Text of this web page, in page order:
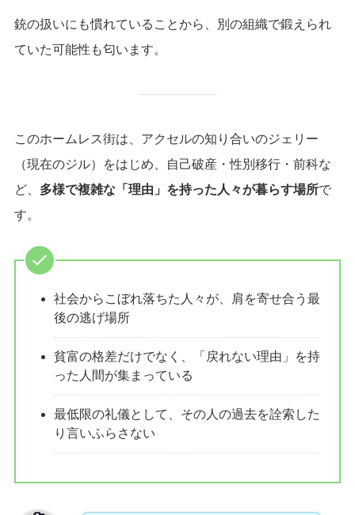
銃の扱いにも慣れていることから、別の組織で鍛えられ
ていた可能性も匂います。
このホームレス街は、アクセルの知り合いのジェリー
（現在のジル）をはじめ、自己破産・性別移行・前科な
ど、 多様で複雑な「理由 」 を持った人々が暮らす場所で
す。
社会からこぼれ落ちた人々が、肩を寄せ合う最
後の逃げ場所
貧富の格差だけでなく、「戻れない理由」を持
った人間が集まっている
最低限の礼儀として、その人の過去を詮索した
り言いふらさない